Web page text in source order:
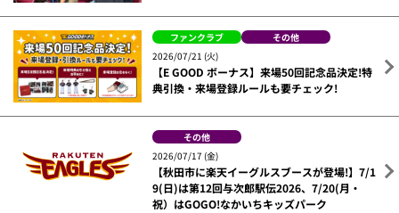
ファンクラブ
その他
2026/07/21 (火)
【E GOOD ボーナス】来場50回記念品決定!特
典引換・来場登録ルールも要チェック!
その他
2026/07/17 (金)
【秋田市に楽天イーグルスブースが登場!】7/1
9(日)は第12回与次郎駅伝2026、7/20(月・
祝）はGOGO!なかいちキッズパーク